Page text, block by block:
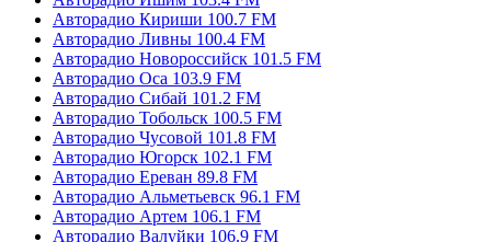
Авторадио Кириши 100.7 FM
Авторадио Ливны 100.4 FM
Авторадио Новороссийск 101.5 FM
Авторадио Оса 103.9 FM
Авторадио Сибай 101.2 FM
Авторадио Тобольск 100.5 FM
Авторадио Чусовой 101.8 FM
Авторадио Югорск 102.1 FM
Авторадио Ереван 89.8 FM
Авторадио Альметьевск 96.1 FM
Авторадио Артем 106.1 FM
Авторадио Валуйки 106.9 FM